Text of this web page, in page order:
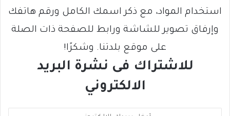
استخدام المواد، مع ذكر اسمك الكامل ورقم هاتفك
وإرفاق تصوير للشاشة ورابط للصفحة ذات الصلة
على موقع بلدتنا. وشكرًا!
للاشتراك فى نشرة البريد
الالكتروني